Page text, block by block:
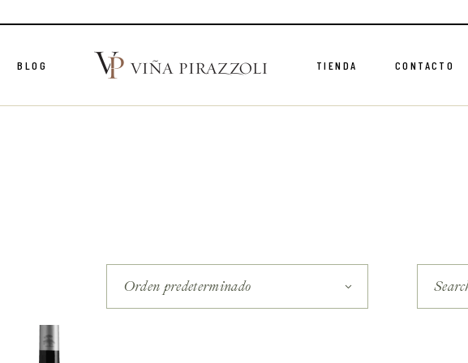
BLOG TIENDA CONTACTO
Orden predeterminado
S
r